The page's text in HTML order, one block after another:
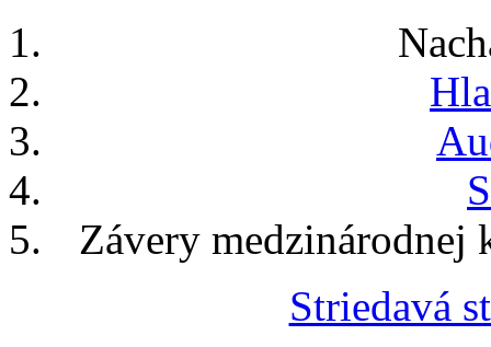
Závery medzinárodnej
Striedavá